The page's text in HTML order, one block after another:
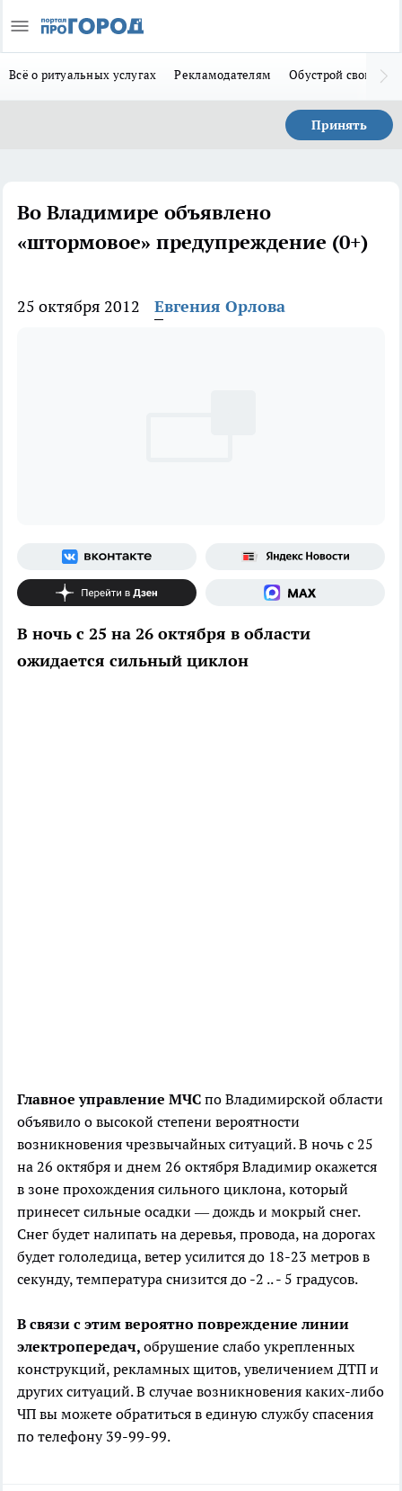
Всё о ритуальных услугах Рекламодателям Обустрой свой дом
Принять
Во Владимире объявлено
«штормовое» предупреждение (0+)
25 октября 2012 Евгения Орлова
В ночь с 25 на 26 октября в области
ожидается сильный циклон
Главное управление МЧС по Владимирской области
объявило о высокой степени вероятности
возникновения чрезвычайных ситуаций. В ночь с 25
на 26 октября и днем 26 октября Владимир окажется
в зоне прохождения сильного циклона, который
принесет сильные осадки — дождь и мокрый снег.
Снег будет налипать на деревья, провода, на дорогах
будет гололедица, ветер усилится до 18-23 метров в
секунду, температура снизится до -2 .. - 5 градусов.
В связи с этим вероятно повреждение линии
электропередач, обрушение слабо укрепленных
конструкций, рекламных щитов, увеличением ДТП и
других ситуаций. В случае возникновения каких-либо
ЧП вы можете обратиться в единую службу спасения
по телефону 39-99-99.